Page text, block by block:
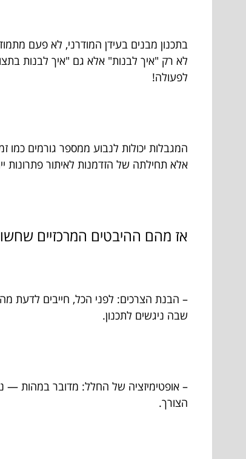
בתכנון מבנים בעידן המודרני, לא פעם
לא רק "איך לבנות" אלא גם "איך לבנות
לפעולה!
המגבלות יכולות לנבוע ממספר גורמים
אלא תחילתה של הזדמנות לאיתור פתרונות
אז מהם ההיבטים המרכזיים
– הבנת הצרכים: לפני הכל, חייבים לדעת
שבה ניגשים לתכנון.
– אופטימיזציה של החלל: מדובר במהות —
הצורך.